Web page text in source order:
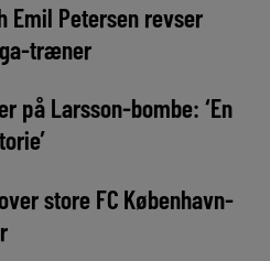
Emil Petersen revser
træner
på Larsson-bombe: ‘En
store FC København-